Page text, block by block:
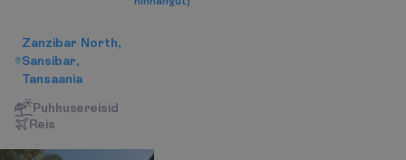
Zanzibar North,
Sansibar,
Tansaania
Puhkusereisid
Reis